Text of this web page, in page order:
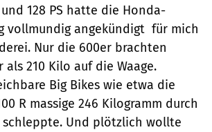
128 PS hatte die Honda-
vollmundig angekündigt  für mich
Nur die 600er brachten
als 210 Kilo auf die Waage.
Big Bikes wie etwa die
R massige 246 Kilogramm durch
Und plötzlich wollte